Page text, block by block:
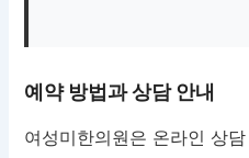
예약 방법과 상담 안내
여성미한의원은 온라인 상